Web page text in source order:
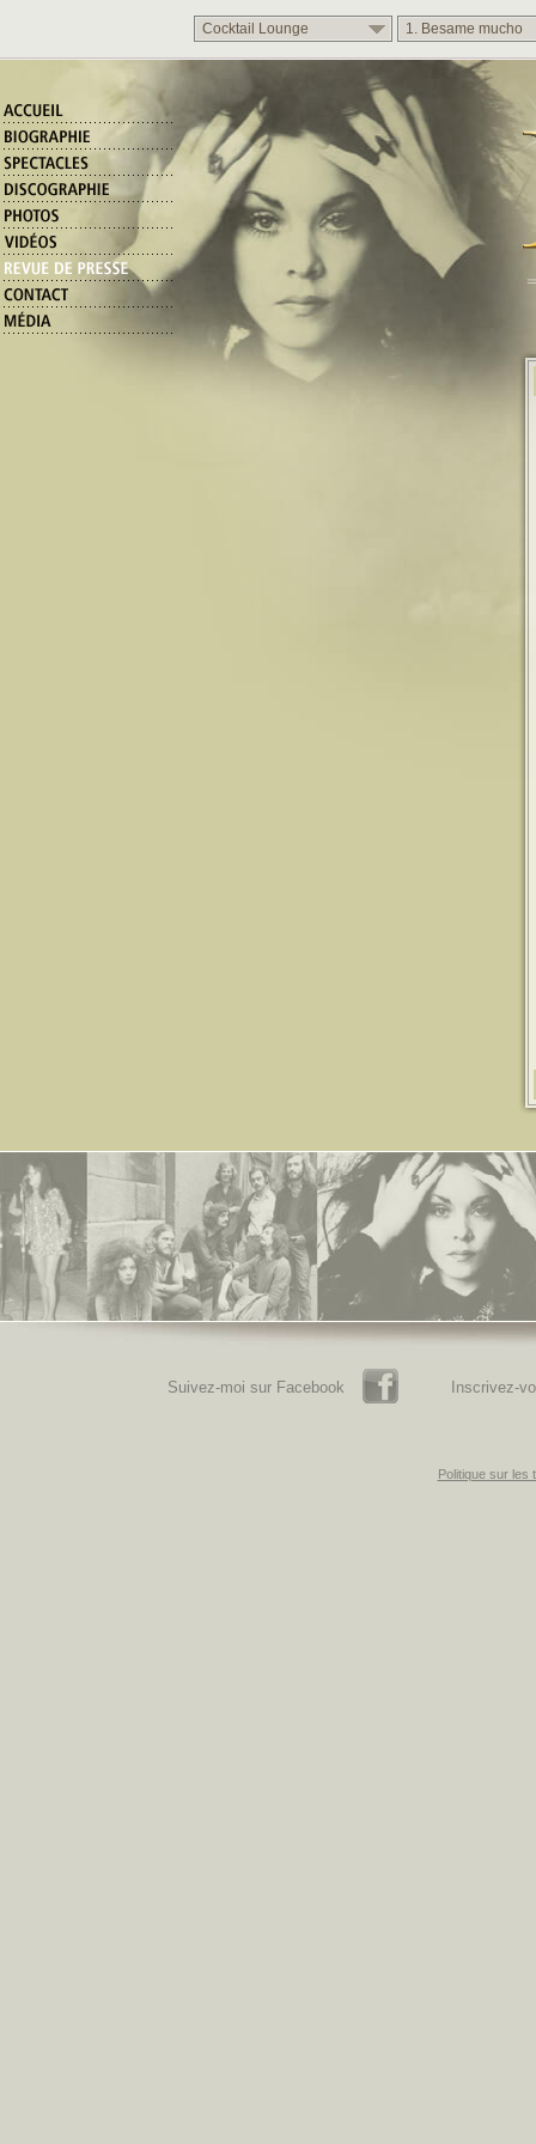
Suivez-moi sur Facebook Inscrivez-
Politique sur les
Cocktail Lounge 1. Besame mucho